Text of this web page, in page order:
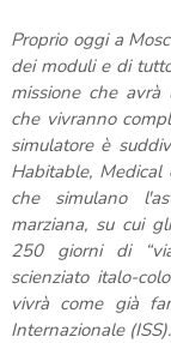
Proprio oggi a
dei moduli e di
missione che
che vivranno
simulatore è
Habitable,
che simulano
marziana, su cui
250 giorni di
scienziato italo-
vivrà come già
Internazionale (ISS).